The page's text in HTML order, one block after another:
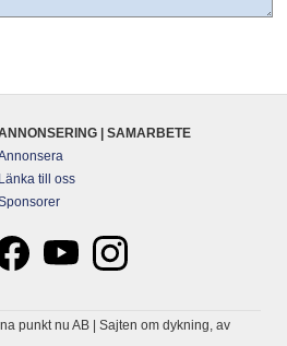
| SAMARBETE
Länka till oss
punkt nu AB | Sajten om dykning, av